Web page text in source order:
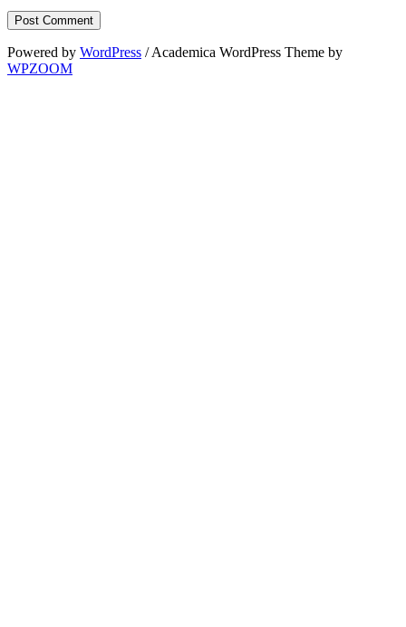
Powered by WordPress / Academica WordPress Theme by
WPZOOM